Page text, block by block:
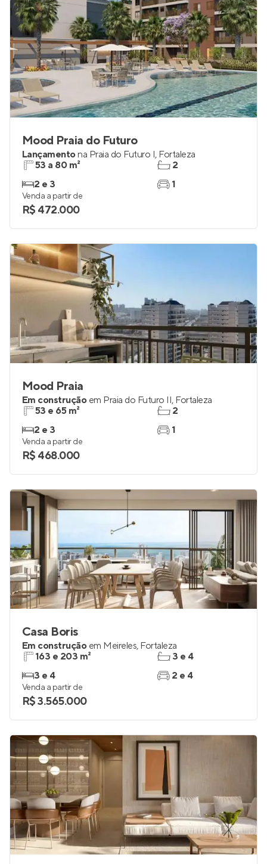
Mood Praia do Futuro
Lançamentona Praia do Futuro I, Fortaleza
53 a 80 m²
2 e 3
2
1
Venda a partir de
R$ 472.000
Mood Praia
Em construção em Praia do Futuro II, Fortaleza
53 e 65 m²
2 e 3
2
1
Venda a partir de
R$ 468.000
Casa Boris
Em construção em Meireles, Fortaleza
163 e 203 m²
3 e 4
3 e 4
2 e 4
Venda a partir de
R$ 3.565.000